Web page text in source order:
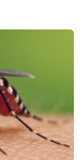
Jahren
Gruppe heraus,
die
Einige Arten
Geflechte
ist: Die